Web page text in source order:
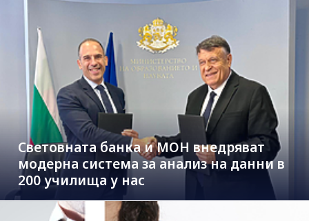
Световната банка и МОН внедряват
модерна система за анализ на данни в
200 училища у нас